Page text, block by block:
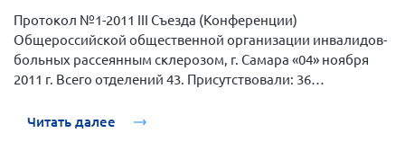
Брянская область
Владимирская область
Волгоградская область
Ивановская область
Протокол №1-2011 III Съезда (Конференции)
Общероссийской общественной организации инвалидов-
больных рассеянным склерозом, г. Самара «04» ноября
2011 г. Всего отделений 43. Присутствовали: 36
Читать далее